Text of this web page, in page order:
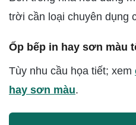
trời cần loại chuyên dụng
Ốp bếp in hay sơn màu
Tùy nhu cầu họa tiết; xem
hay sơn màu.